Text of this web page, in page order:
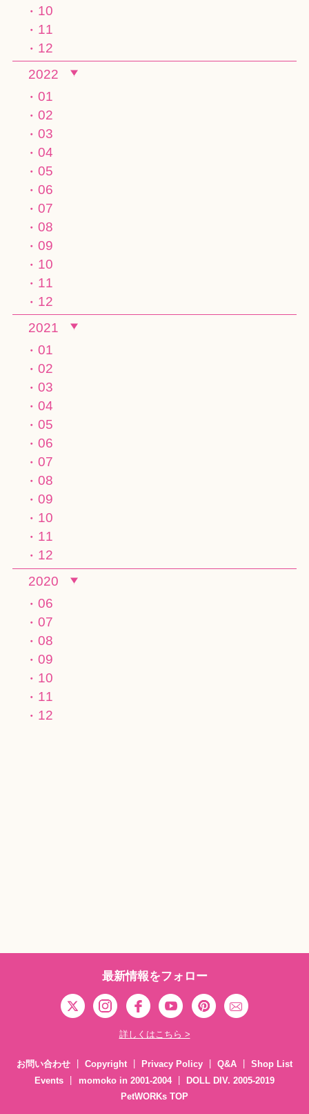
10
11
12
2022
01
02
03
04
05
06
07
08
09
10
11
12
2021
01
02
03
04
05
06
07
08
09
10
11
12
2020
06
07
08
09
10
11
12
最新情報をフォロー
詳しくはこちら >
お問い合わせ Copyright Privacy Policy Q&A
Shop List
Events
momoko in 2001-2004
DOLL DIV. 2005-2019
PetWORKs TOP